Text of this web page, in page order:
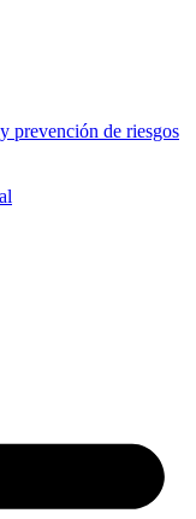
prevención de riesgos